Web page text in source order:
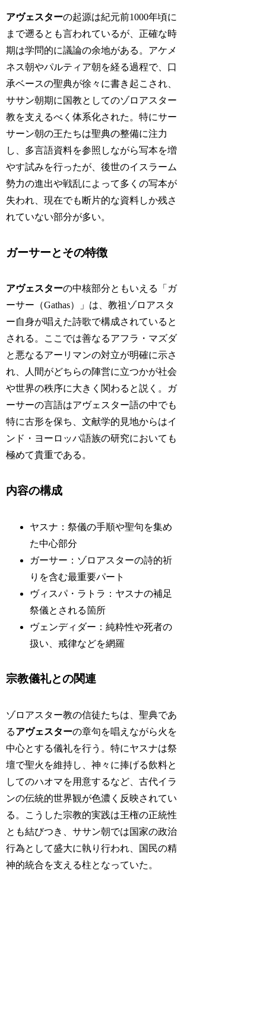
アヴェスターの起源は紀元前1000年頃に
まで遡るとも言われているが、正確な時
期は学問的に議論の余地がある。アケメ
ネス朝やパルティア朝を経る過程で、口
承ベースの聖典が徐々に書き起こされ、
ササン朝期に国教としてのゾロアスター
教を支えるべく体系化された。特にサー
サーン朝の王たちは聖典の整備に注力
し、多言語資料を参照しながら写本を増
やす試みを行ったが、後世のイスラーム
勢力の進出や戦乱によって多くの写本が
失われ、現在でも断片的な資料しか残さ
れていない部分が多い。
ガーサーとその特徴
アヴェスターの中核部分ともいえる「ガ
ーサー（Gathas）」は、教祖ゾロアスタ
ー自身が唱えた詩歌で構成されていると
される。ここでは善なるアフラ・マズダ
と悪なるアーリマンの対立が明確に示さ
れ、人間がどちらの陣営に立つかが社会
や世界の秩序に大きく関わると説く。ガ
ーサーの言語はアヴェスター語の中でも
特に古形を保ち、文献学的見地からはイ
ンド・ヨーロッパ語族の研究においても
極めて貴重である。
内容の構成
ヤスナ：祭儀の手順や聖句を集め
た中心部分
ガーサー：ゾロアスターの詩的祈
りを含む最重要パート
ヴィスパ・ラトラ：ヤスナの補足
祭儀とされる箇所
ヴェンディダー：純粋性や死者の
扱い、戒律などを網羅
宗教儀礼との関連
ゾロアスター教の信徒たちは、聖典であ
るアヴェスターの章句を唱えながら火を
中心とする儀礼を行う。特にヤスナは祭
壇で聖火を維持し、神々に捧げる飲料と
してのハオマを用意するなど、古代イラ
ンの伝統的世界観が色濃く反映されてい
る。こうした宗教的実践は王権の正統性
とも結びつき、ササン朝では国家の政治
行為として盛大に執り行われ、国民の精
神的統合を支える柱となっていた。